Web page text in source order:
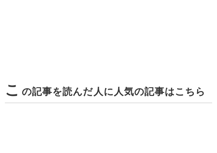
こ の記事を読んだ人に人気の記事はこちら